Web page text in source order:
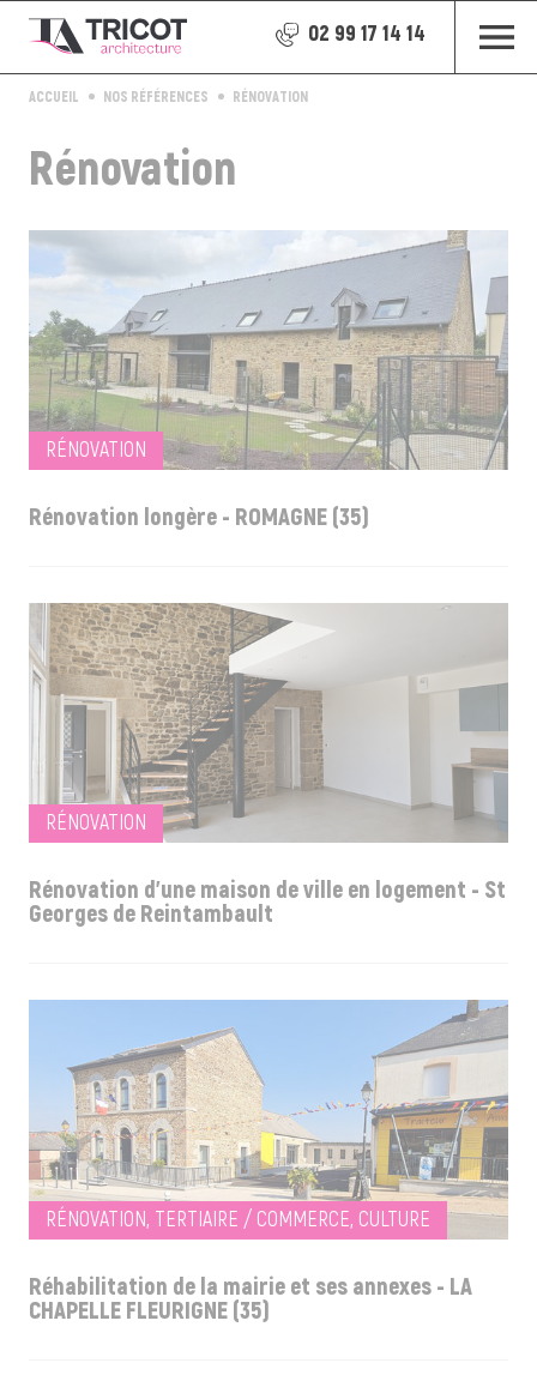
02 99 17 14 14
ACCUEIL NOS RÉFÉRENCES RÉNOVATION
Rénovation
RÉNOVATION
Rénovation longère - ROMAGNE (35)
RÉNOVATION
Rénovation d'une maison de ville en logement - St
Georges de Reintambault
RÉNOVATION, TERTIAIRE / COMMERCE, CULTURE
Réhabilitation de la mairie et ses annexes - LA
CHAPELLE FLEURIGNE (35)